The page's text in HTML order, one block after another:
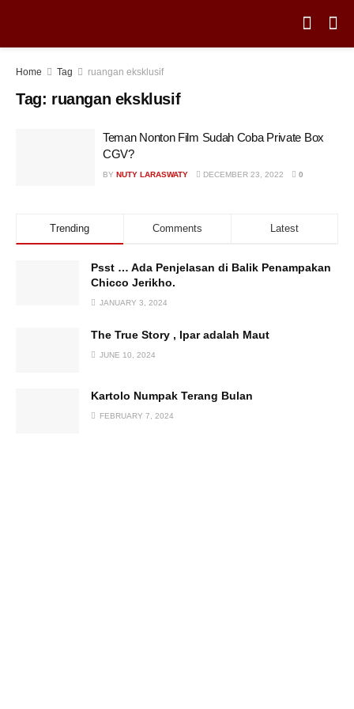
Home Tag ruangan eksklusif
Tag: ruangan eksklusif
Teman Nonton Film Sudah Coba Private Box
CGV?
BY NUTY LARASWATY DECEMBER 23, 2022 0
Trending Comments Latest
Psst … Ada Penjelasan di Balik Penampakan
Chicco Jerikho.
JANUARY 3, 2024
The True Story , Ipar adalah Maut
JUNE 10, 2024
Kartolo Numpak Terang Bulan
FEBRUARY 7, 2024